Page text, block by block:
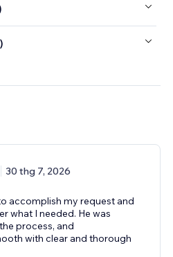
30 thg 7, 2026
accomplish my request and
what I needed. He was
process, and
with clear and thorough